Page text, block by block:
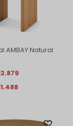
AMBAY Natural